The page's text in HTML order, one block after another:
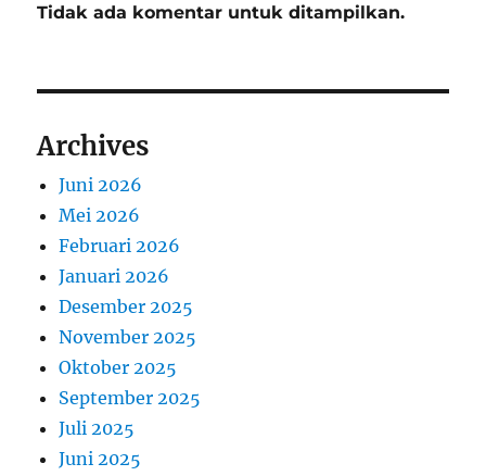
Tidak ada komentar untuk ditampilkan.
Archives
Juni 2026
Mei 2026
Februari 2026
Januari 2026
Desember 2025
November 2025
Oktober 2025
September 2025
Juli 2025
Juni 2025